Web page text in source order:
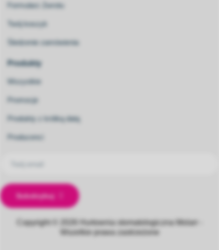
Formularz Zwrotu
Twój koszyk
Śledzenie zamówienia
Produkty
Wszystkie
Promocje
Produkty z krótką datą
Producenci
Subskrybuj
Copyright © 2026
Hurtownia stomatologiczna Molarr -
Wszelkie prawa zastrzeżone